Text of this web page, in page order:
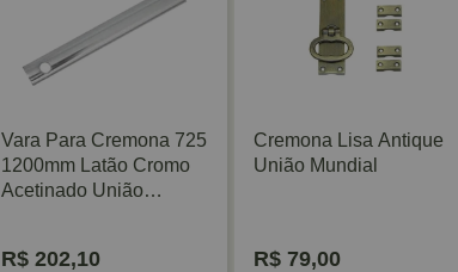
Vara Para Cremona 725
1200mm Latão Cromo
Acetinado União
R$ 202,10
Cremona Lisa Antique
União Mundial
R$ 79,00